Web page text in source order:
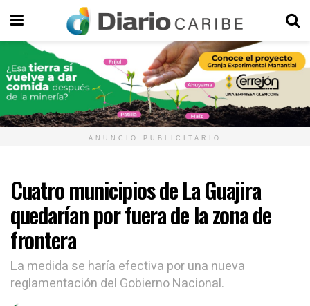
ANUNCIO PUBLICITARIO
Cuatro municipios de La Guajira
quedarían por fuera de la zona de
frontera
La medida se haría efectiva por una nueva
reglamentación del Gobierno Nacional.